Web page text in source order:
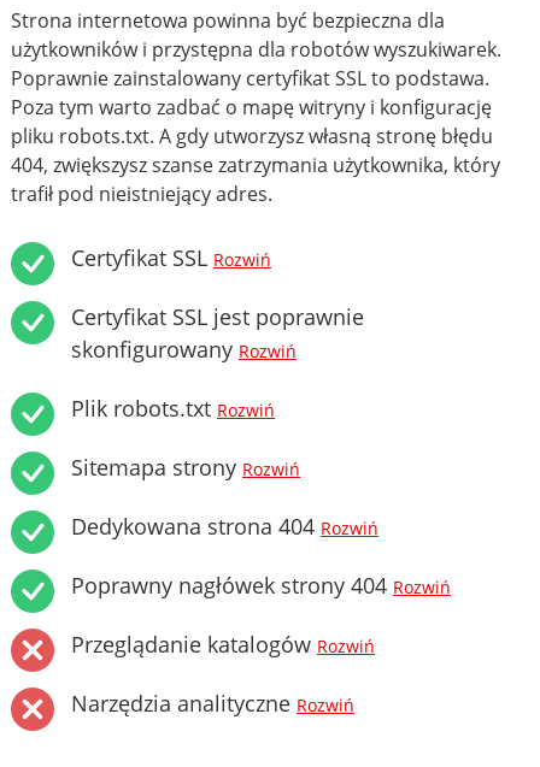
Strona internetowa powinna być bezpieczna dla
użytkowników i przystępna dla robotów wyszukiwarek.
Poprawnie zainstalowany certyfikat SSL to podstawa.
Poza tym warto zadbać o mapę witryny i konfigurację
pliku robots.txt. A gdy utworzysz własną stronę błędu
404, zwiększysz szanse zatrzymania użytkownika, który
trafił pod nieistniejący adres.
Certyfikat SSL Rozwiń
Certyfikat SSL jest poprawnie
skonfigurowany Rozwiń
Plik robots.txt Rozwiń
Sitemapa strony Rozwiń
Dedykowana strona 404 Rozwiń
Poprawny nagłówek strony 404 Rozwiń
Przeglądanie katalogów Rozwiń
Narzędzia analityczne Rozwiń